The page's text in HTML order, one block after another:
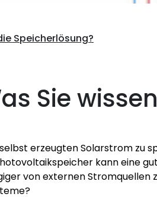
Speicherlösung?
Sie wissen
erzeugten Solarstrom zu
kann eine
von externen Stromquellen